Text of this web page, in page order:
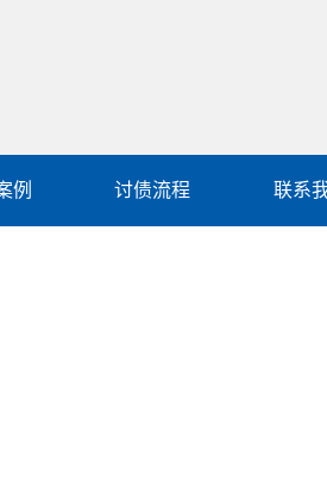
例 讨债流程 联系